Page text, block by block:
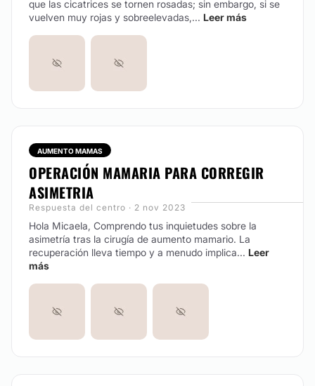
que las cicatrices se tornen rosadas; sin embargo, si se
vuelven muy rojas y sobreelevadas,... Leer más
AUMENTO MAMAS
OPERACIÓN MAMARIA PARA CORREGIR
ASIMETRIA
Respuesta del centro · 2 nov 2023
Hola Micaela, Comprendo tus inquietudes sobre la
asimetría tras la cirugía de aumento mamario. La
recuperación lleva tiempo y a menudo implica... Leer
más